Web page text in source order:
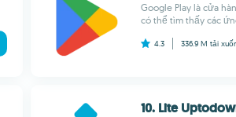
Google Play là cửa
có thể tìm thấy các
4.3 336.9 M tải
10. Lite